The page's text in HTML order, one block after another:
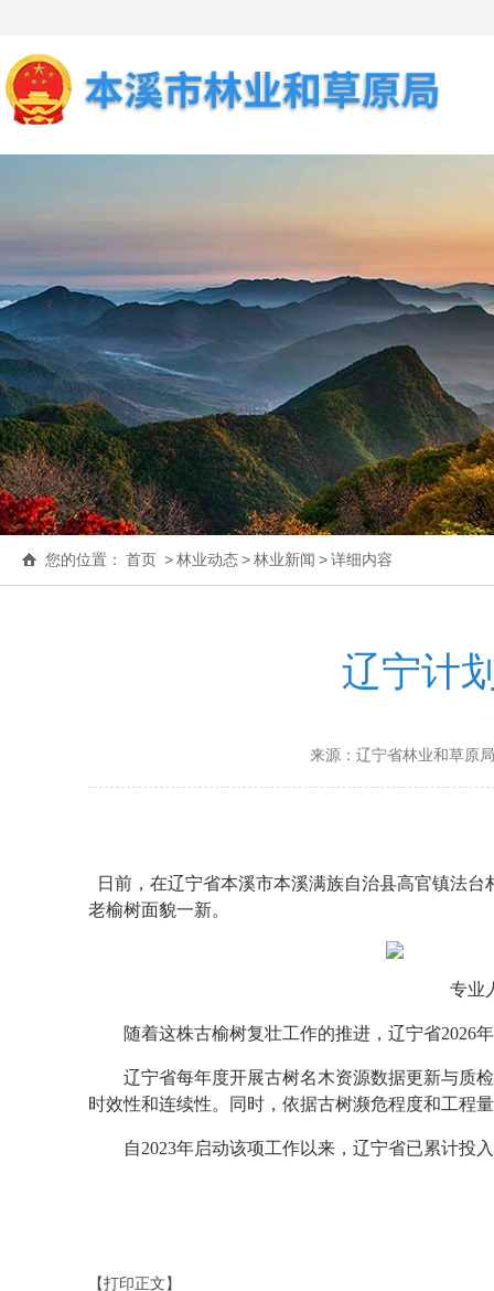
您的位置： 首页 >林业动态>林业新闻 >详细内容
辽宁计
来源：辽宁省林业和草原
日前，在辽宁省本溪市本溪满族自治县高官镇法
老榆树面貌一新。
专业
随着这株古榆树复壮工作的推进，辽宁省2026年
辽宁省每年度开展古树名木资源数据更新与质检
时效性和连续性。同时，依据古树濒危程度和工程
自2023年启动该项工作以来，辽宁省已累计投入
【打印正文】